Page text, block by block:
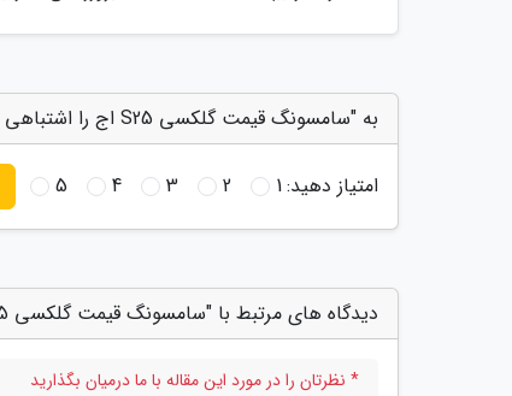
به "سامسونگ قیمت گلکسی S25 اج را اشتباهی لو داد" امتیاز دهید
امتیاز دهید:1
2
3
4
5
دیدگاه های مرتبط با "سامسونگ قیمت گلکسی S25 اج را اشتباهی لو داد"
* نظرتان را در مورد این مقاله با ما درمیان بگذارید